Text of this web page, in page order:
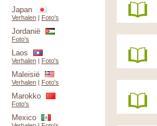
Japan
Verhalen | Foto's
Jordanië
Foto's
Laos
Verhalen | Foto's
Maleisië
Verhalen | Foto's
Marokko
Foto's
Mexico